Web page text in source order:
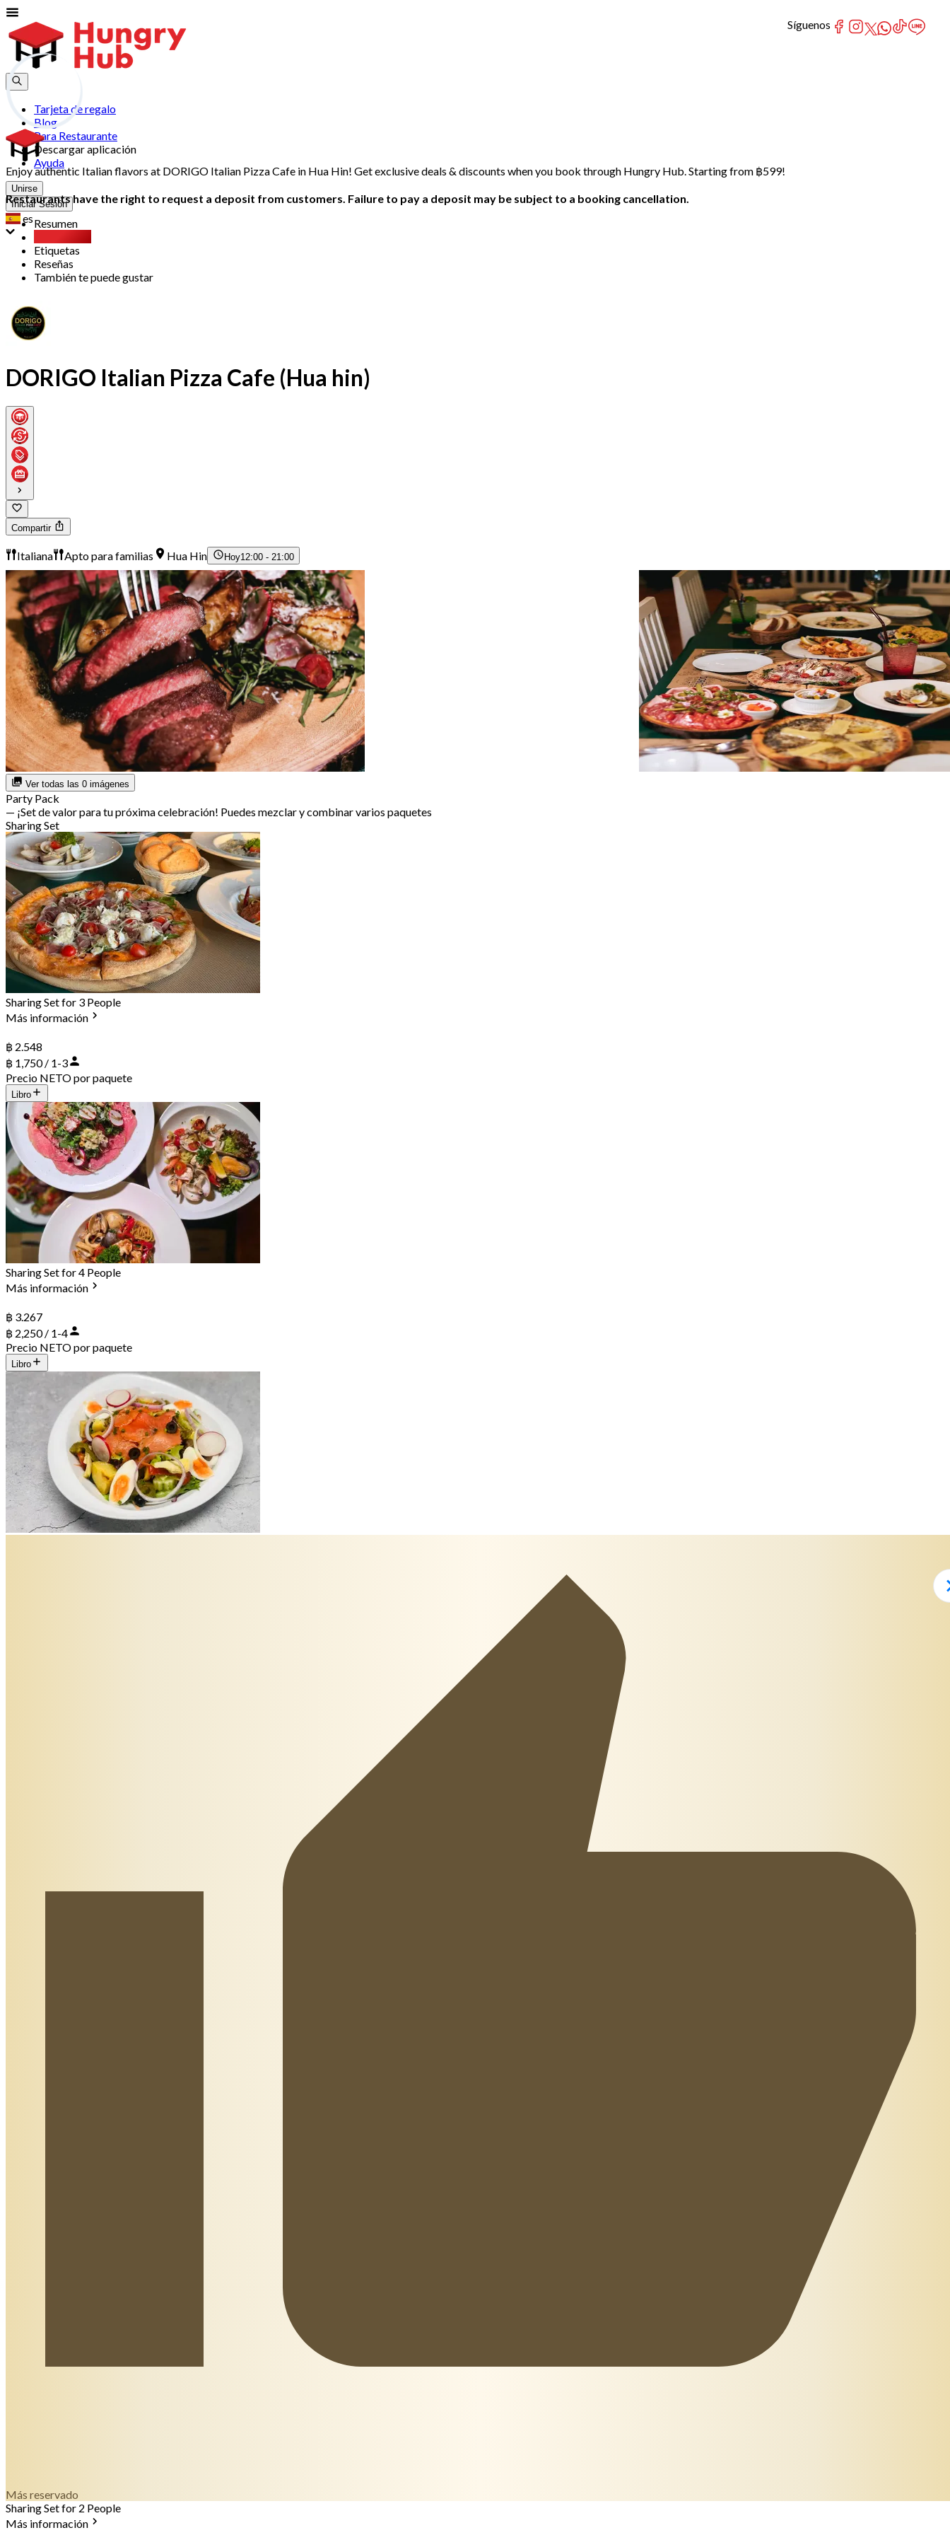
Tarjeta de regalo
Blog
Para Restaurante
Descargar aplicación
Ayuda
Unirse
Iniciar Sesión
es
Enjoy authentic Italian flavors at DORIGO Italian Pizza Cafe in Hua Hin! Get exclusive deals & discounts when you book through Hungry Hub. Starting from ฿599!
Restaurants have the right to request a deposit from customers. Failure to pay a deposit may be subject to a booking cancellation.
Resumen
Etiquetas
Reseñas
También te puede gustar
DORIGO Italian Pizza Cafe (Hua hin)
Compartir
Italiana Apto para familias Hua Hin Hoy12:00 - 21:00
Ver todas las 0 imágenes
Party Pack
— ¡Set de valor para tu próxima celebración! Puedes mezclar y combinar varios paquetes
Sharing Set
Sharing Set for 3 People
Más información
฿ 2.548
฿ 1,750 / 1-3
Precio NETO por paquete
Libro
Sharing Set for 4 People
Más información
฿ 3.267
฿ 2,250 / 1-4
Precio NETO por paquete
Libro
Más reservado
Sharing Set for 2 People
Más información
Síguenos